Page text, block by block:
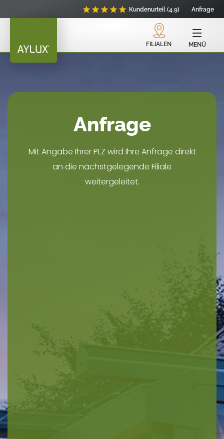
Kundenurteil (4.9) Anfrage
FILIALEN MENÜ
Anfrage
Mit Angabe Ihrer PLZ wird Ihre Anfrage direkt
an die nächstgelegende Filiale
weitergeleitet.